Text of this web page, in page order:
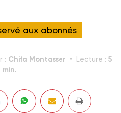
aux abonnés
: Chifa Montasser Lecture : 5
min.